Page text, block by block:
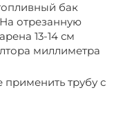
бак
отрезанную
13-14 см
миллиметра
применить трубу с